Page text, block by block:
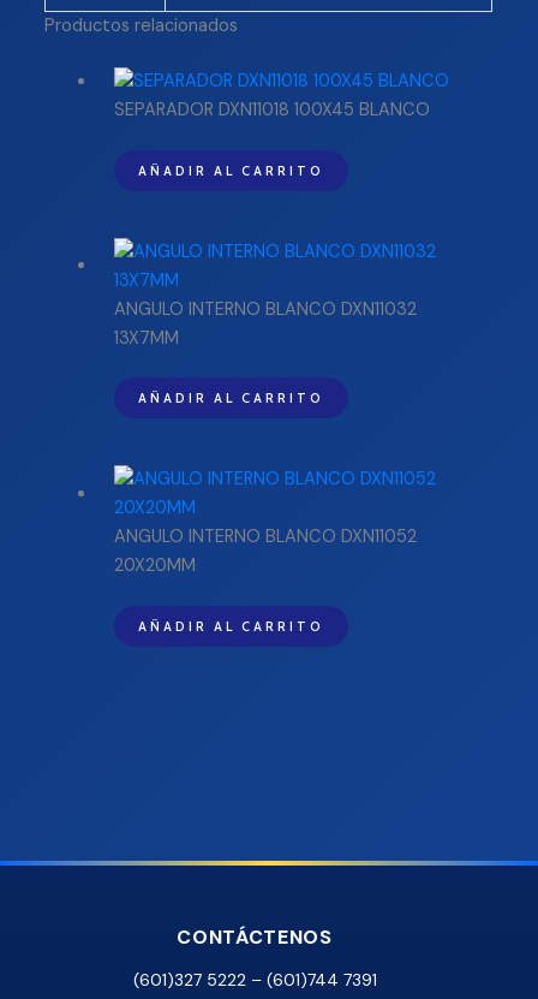
Productos relacionados
SEPARADOR DXN11018 100X45 BLANCO
AÑADIR AL CARRITO
ANGULO INTERNO BLANCO DXN11032
13X7MM
AÑADIR AL CARRITO
ANGULO INTERNO BLANCO DXN11052
20X20MM
AÑADIR AL CARRITO
CONTÁCTENOS
(601)327 5222 – (601)744 7391